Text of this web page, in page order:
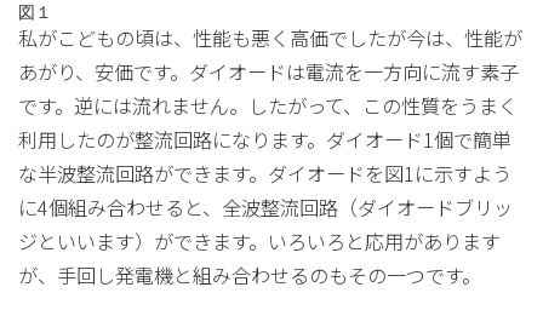
図１
私がこどもの頃は、性能も悪く高価でしたが今は、性能が
あがり、安価です。ダイオードは電流を一方向に流す素子
です。逆には流れません。したがって、この性質をうまく
利用したのが整流回路になります。ダイオード1個で簡単
な半波整流回路ができます。ダイオードを図1に示すよう
に4個組み合わせると、全波整流回路（ダイオードブリッ
ジといいます）ができます。いろいろと応用があります
が、手回し発電機と組み合わせるのもその一つです。